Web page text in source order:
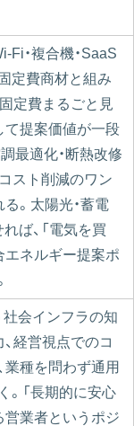
Fi・複合機・SaaS
定費商材と組み
定費まるごと見
て提案価値が一段
最適化・断熱改修
スト削減のワン
。太陽光・蓄電
ば、「電気を買
エネルギー提案ポ
社会インフラの知
経営視点でのコ
業種を問わず通用
。「長期的に安心
営業者というポジ